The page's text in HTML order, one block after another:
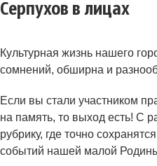
Серпухов в лицах
Культурная жизнь нашего
сомнений, обширна и
Если вы стали участником
на память, то выход есть! С
рубрику, где точно
событий нашей малой